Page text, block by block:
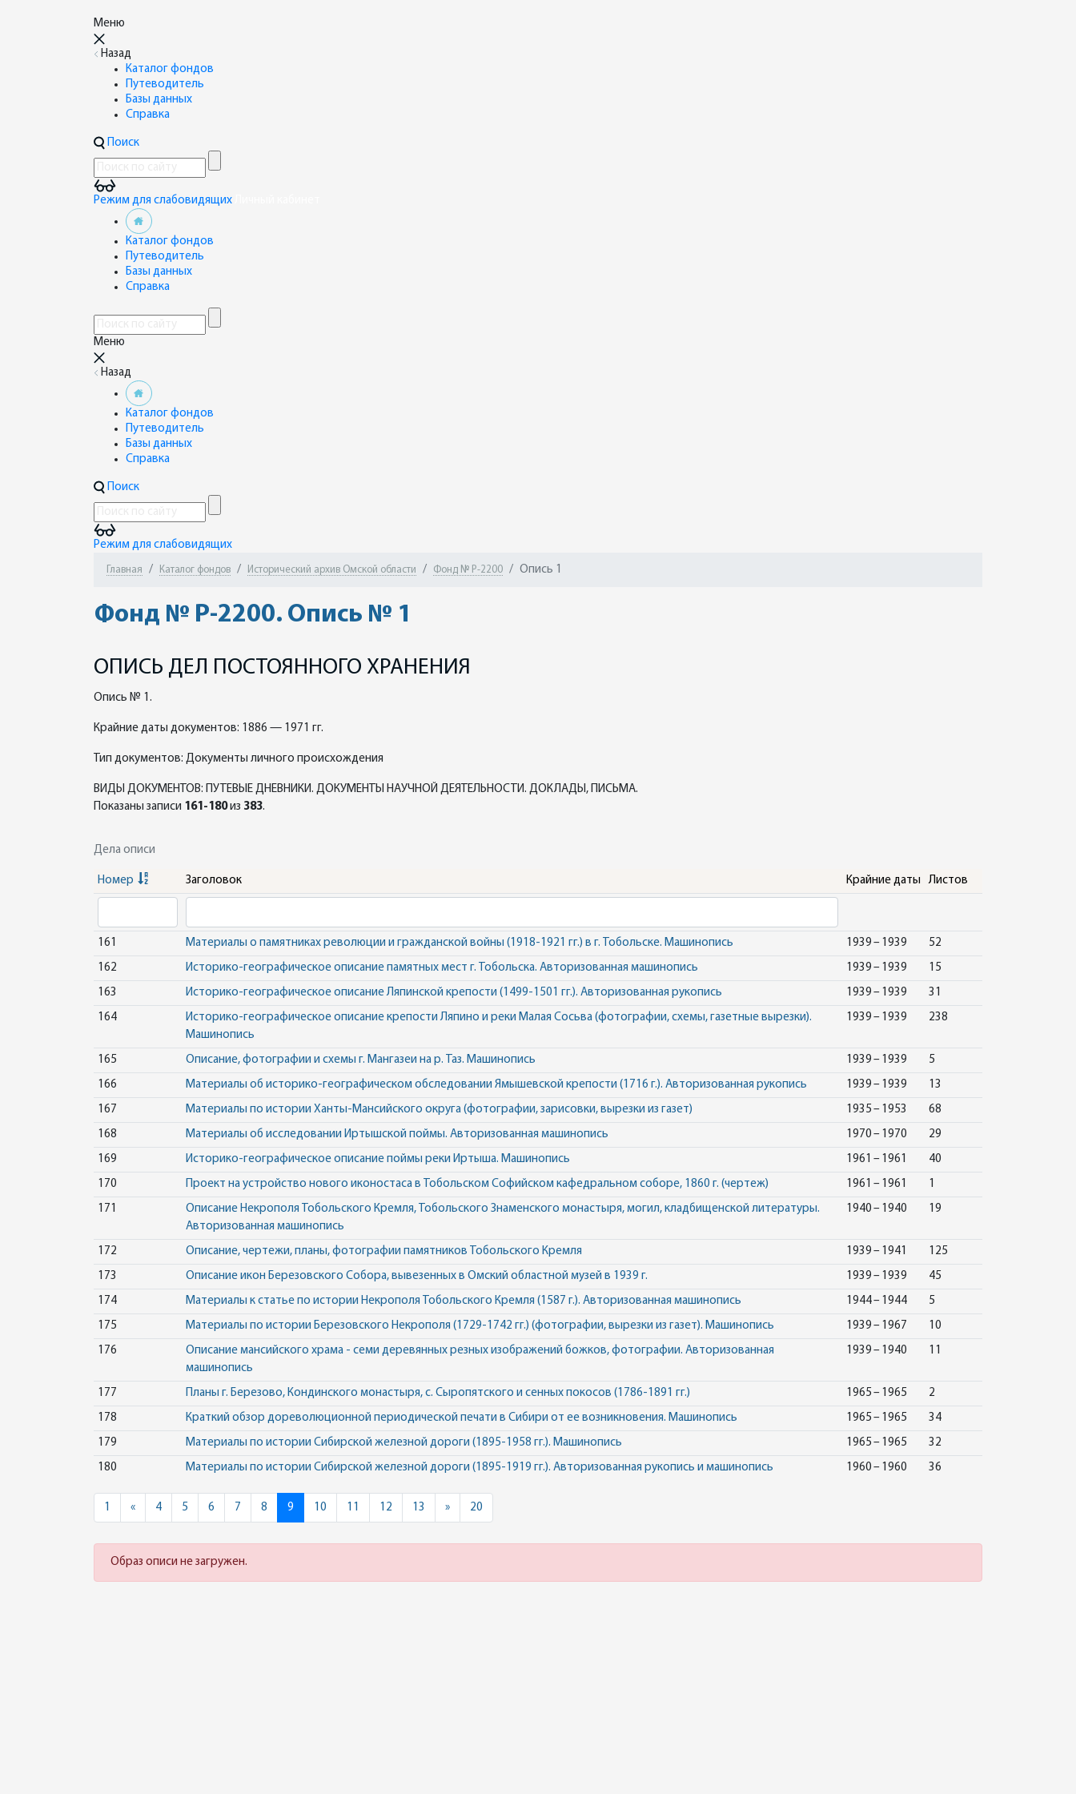
Меню
Назад
Каталог фондов
Путеводитель
Базы данных
Справка
Поиск
Режим для слабовидящих
Каталог фондов
Путеводитель
Базы данных
Справка
Меню
Назад
Каталог фондов
Путеводитель
Базы данных
Справка
Поиск
Режим для слабовидящих
Главная Каталог фондов Исторический архив Омской области Фонд № Р-2200 Опись 1
Фонд № Р-2200. Опись № 1
ОПИСЬ ДЕЛ ПОСТОЯННОГО ХРАНЕНИЯ
Опись № 1.
Крайние даты документов: 1886 — 1971 гг.
Тип документов: Документы личного происхождения
ВИДЫ ДОКУМЕНТОВ: ПУТЕВЫЕ ДНЕВНИКИ. ДОКУМЕНТЫ НАУЧНОЙ ДЕЯТЕЛЬНОСТИ. ДОКЛАДЫ, ПИСЬМА.
Показаны записи 161-180из 383.
Дела описи
Номер Заголовок Крайние даты Листов
161 Материалы о памятниках революции и гражданской войны (1918-1921 гг.) в г. Тобольске. Машинопись 1939 – 1939 52
162 Историко-географическое описание памятных мест г. Тобольска. Авторизованная машинопись 1939 – 1939 15
163 Историко-географическое описание Ляпинской крепости (1499-1501 гг.). Авторизованная рукопись 1939 – 1939 31
164
Историко-географическое описание крепости Ляпино и реки Малая Сосьва (фотографии, схемы, газетные вырезки).
Машинопись
1939 – 1939 238
165 Описание, фотографии и схемы г. Мангазеи на р. Таз. Машинопись 1939 – 1939 5
166 Материалы об историко-географическом обследовании Ямышевской крепости (1716 г.). Авторизованная рукопись 1939 – 1939 13
167 Материалы по истории Ханты-Мансийского округа (фотографии, зарисовки, вырезки из газет) 1935 – 1953 68
168 Материалы об исследовании Иртышской поймы. Авторизованная машинопись 1970 – 1970 29
169 Историко-географическое описание поймы реки Иртыша. Машинопись 1961 – 1961 40
170 Проект на устройство нового иконостаса в Тобольском Софийском кафедральном соборе, 1860 г. (чертеж) 1961 – 1961 1
171
Описание Некрополя Тобольского Кремля, Тобольского Знаменского монастыря, могил, кладбищенской литературы.
Авторизованная машинопись
1940 – 1940 19
172 Описание, чертежи, планы, фотографии памятников Тобольского Кремля 1939 – 1941 125
173 Описание икон Березовского Собора, вывезенных в Омский областной музей в 1939 г. 1939 – 1939 45
174 Материалы к статье по истории Некрополя Тобольского Кремля (1587 г.). Авторизованная машинопись 1944 – 1944 5
175 Материалы по истории Березовского Некрополя (1729-1742 гг.) (фотографии, вырезки из газет). Машинопись 1939 – 1967 10
176
Описание мансийского храма - семи деревянных резных изображений божков, фотографии. Авторизованная
машинопись
1939 – 1940 11
177 Планы г. Березово, Кондинского монастыря, с. Сыропятского и сенных покосов (1786-1891 гг.) 1965 – 1965 2
178 Краткий обзор дореволюционной периодической печати в Сибири от ее возникновения. Машинопись 1965 – 1965 34
179 Материалы по истории Сибирской железной дороги (1895-1958 гг.). Машинопись 1965 – 1965 32
180 Материалы по истории Сибирской железной дороги (1895-1919 гг.). Авторизованная рукопись и машинопись 1960 – 1960 36
1 «Previous
4 5 6 7 8 9 10 11 12 13 »Next20
Образ описи не загружен.